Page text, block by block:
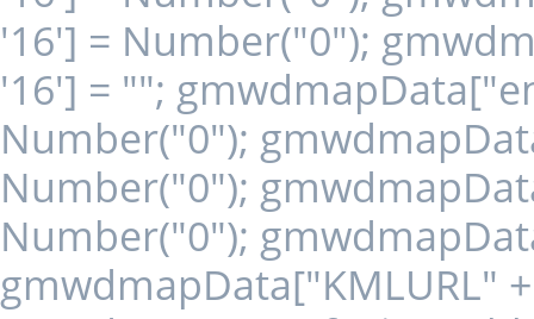
'16'] = Number("0");
'16'] = "";
Number("0");
Number("0");
Number("0");
gmwdmapData["KMLURL"